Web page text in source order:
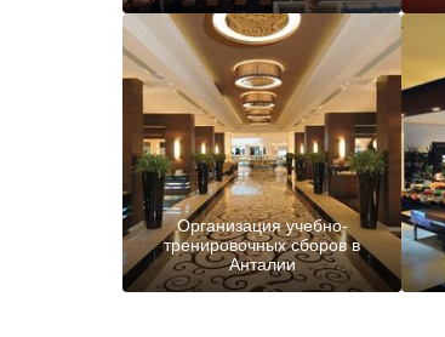
Организация учебно-
тренировочных сборов в
Анталии